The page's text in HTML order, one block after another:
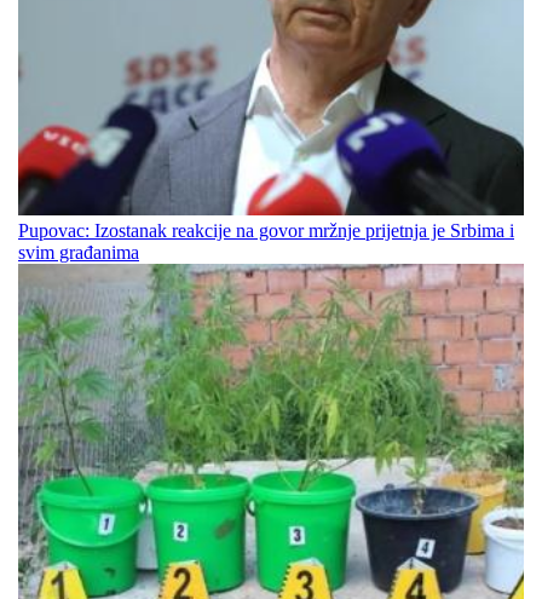
Pupovac: Izostanak reakcije na govor mržnje prijetnja je Srbima i
svim građanima